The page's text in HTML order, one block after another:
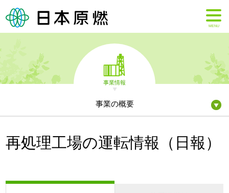
MENU
事業情報
事業の概要
再処理工場の運転情報（日報）